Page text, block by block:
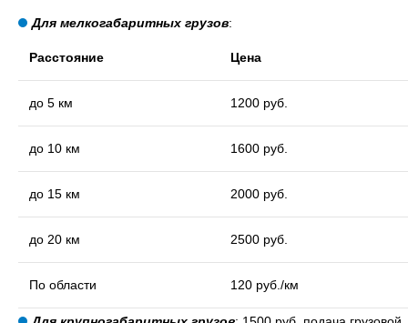
Для мелкогабаритных грузов:
Расстояние Цена
до 5 км 1200 руб.
до 10 км 1600 руб.
до 15 км 2000 руб.
до 20 км 2500 руб.
По области 120 руб./км